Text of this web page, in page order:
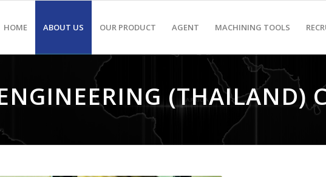
HOME ABOUT US OUR PRODUCT AGENT MACHINING TOOLS
(THAILAND)